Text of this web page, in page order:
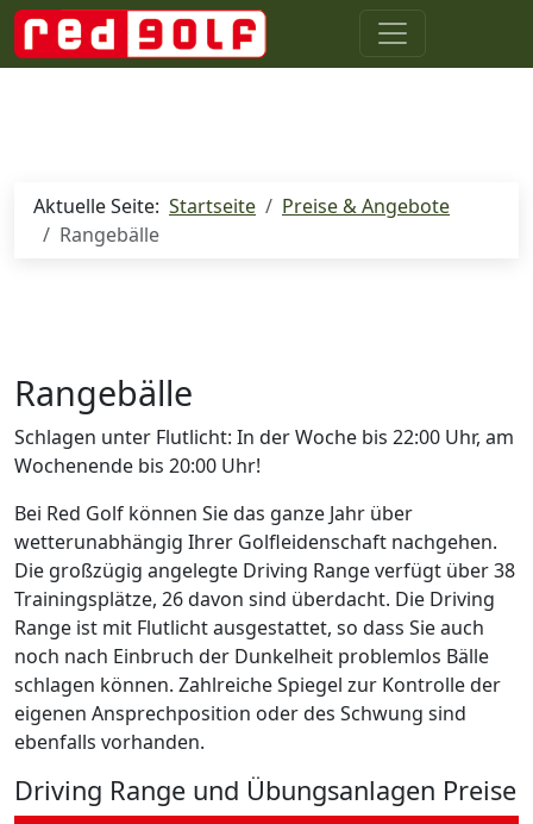
Aktuelle Seite: Startseite
Preise & Angebote
Rangebälle
Rangebälle
Schlagen unter Flutlicht: In der Woche bis 22:00 Uhr, am
Wochenende bis 20:00 Uhr!
Bei Red Golf können Sie das ganze Jahr über
wetterunabhängig Ihrer Golfleidenschaft nachgehen.
Die großzügig angelegte Driving Range verfügt über 38
Trainingsplätze, 26 davon sind überdacht. Die Driving
Range ist mit Flutlicht ausgestattet, so dass Sie auch
noch nach Einbruch der Dunkelheit problemlos Bälle
schlagen können. Zahlreiche Spiegel zur Kontrolle der
eigenen Ansprechposition oder des Schwung sind
ebenfalls vorhanden.
Driving Range und Übungsanlagen Preise